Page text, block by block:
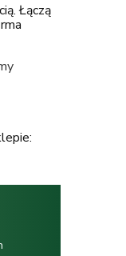
Łączą